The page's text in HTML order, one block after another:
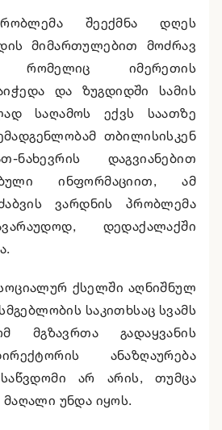
შეექმნა დღეს
მიმართულებით მოძრავ
რომელიც იმერეთის
და ზუგდიდში სამის
საღამოს ექვს საათზე
თბილისისკენ
ნახევრის დაგვიანებით
ინფორმაციით, ამ
ვარდნის პრობლემა
დედაქალაქში
ქსელში აღნიშნულ
საკითხსაც სვამს
გადაყვანის
ანაზღაურება
არ არის, თუმცა
მაღალი უნდა იყოს.